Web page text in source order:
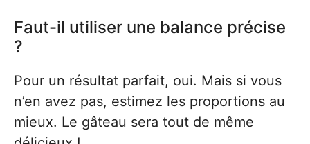
Faut-il utiliser une balance précise
?
Pour un résultat parfait, oui. Mais si vous
n’en avez pas, estimez les proportions au
mieux. Le gâteau sera tout de même